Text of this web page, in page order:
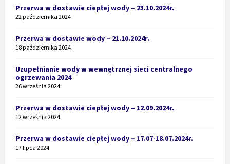
Przerwa w dostawie ciepłej wody – 23.10.2024r.
22 października 2024
Przerwa w dostawie wody – 21.10.2024r.
18 października 2024
Uzupełnianie wody w wewnętrznej sieci centralnego
ogrzewania 2024
26 września 2024
Przerwa w dostawie ciepłej wody – 12.09.2024r.
12 września 2024
Przerwa w dostawie ciepłej wody – 17.07-18.07.2024r.
17 lipca 2024